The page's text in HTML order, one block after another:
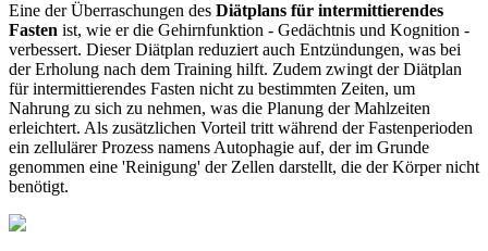
Eine der Überraschungen des Diätplans für intermittierendes
Fasten ist, wie er die Gehirnfunktion - Gedächtnis und Kognition -
verbessert. Dieser Diätplan reduziert auch Entzündungen, was bei
der Erholung nach dem Training hilft. Zudem zwingt der Diätplan
für intermittierendes Fasten nicht zu bestimmten Zeiten, um
Nahrung zu sich zu nehmen, was die Planung der Mahlzeiten
erleichtert. Als zusätzlichen Vorteil tritt während der Fastenperioden
ein zellulärer Prozess namens Autophagie auf, der im Grunde
genommen eine 'Reinigung' der Zellen darstellt, die der Körper nicht
benötigt.